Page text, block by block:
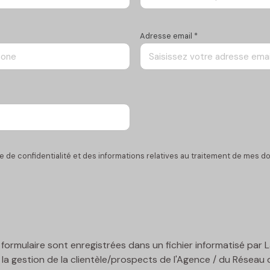
Adresse email *
de confidentialité et des informations relatives au traitement de mes
sont enregistrées dans un fichier informatisé par
gestion de la clientèle/prospects de l'Agence / du Réseau